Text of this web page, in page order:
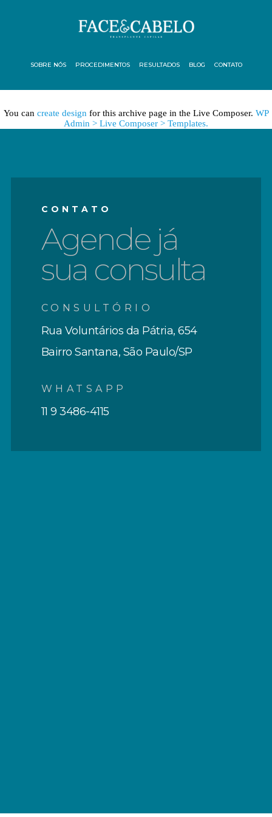
SOBRE NÓS PROCEDIMENTOS RESULTADOS BLOG CONTATO
You can create design for this archive page in the Live Composer. WP
Admin > Live Composer > Templates.
CONTATO
Agende já
sua consulta
CONSULTÓRIO
Rua Voluntários da Pátria, 654
Bairro Santana, São Paulo/SP
WHATSAPP
11 9 3486-4115